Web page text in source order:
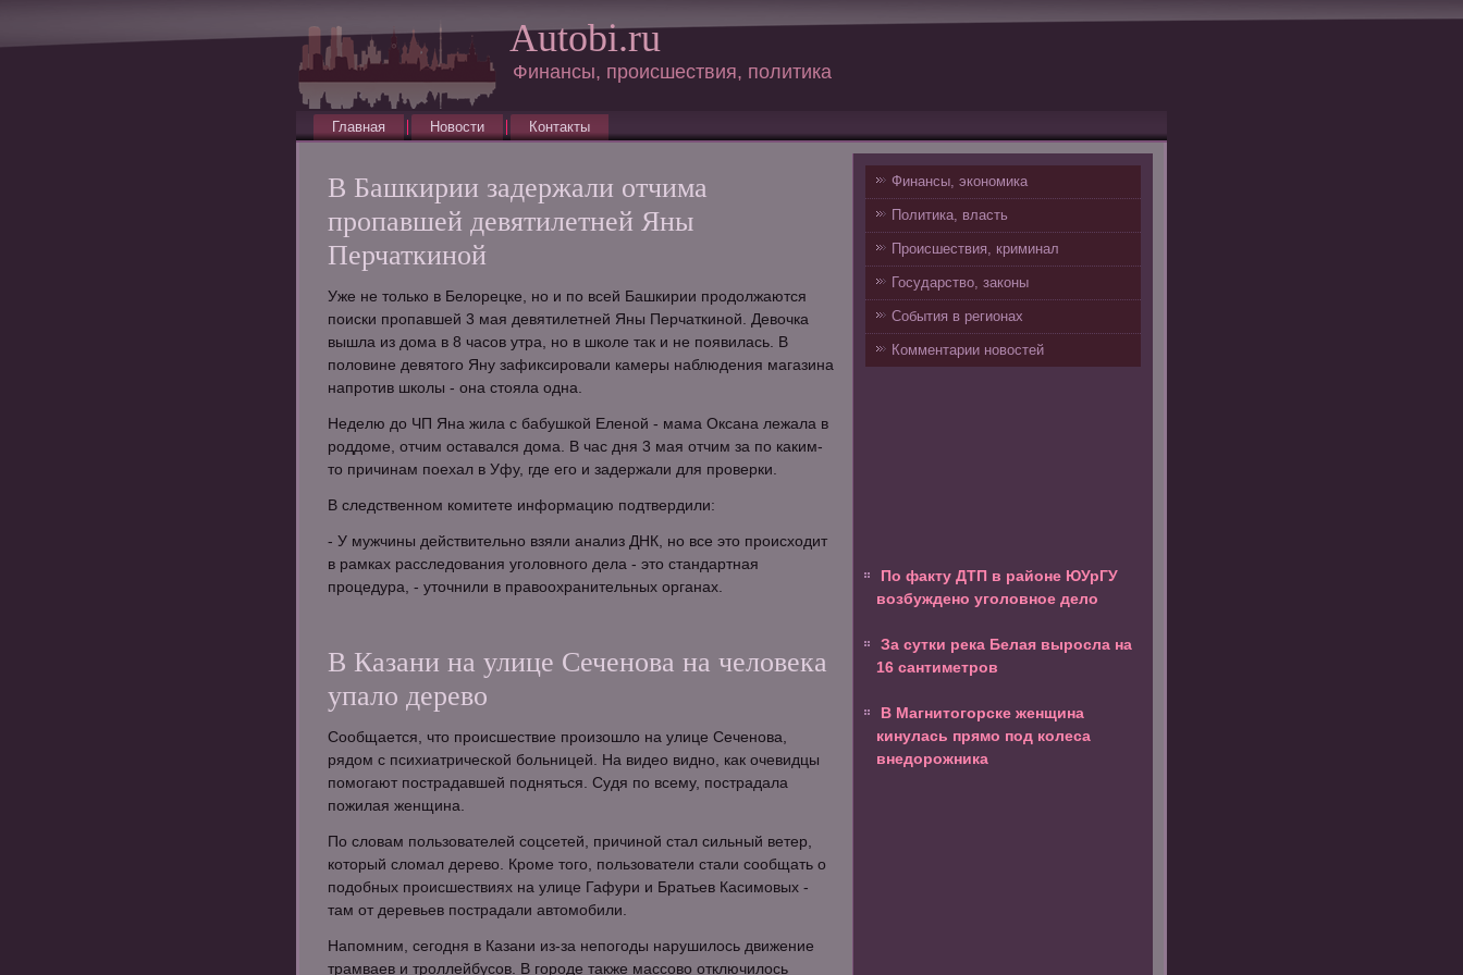
Autobi.ru
Финансы, происшествия, политика
Главная Новости Контакты
В Башкирии задержали отчима
пропавшей девятилетней Яны
Перчаткиной
Уже не только в Белорецке, но и по всей Башкирии продолжаются
поиски пропавшей 3 мая девятилетней Яны Перчаткиной. Девочка
вышла из дома в 8 часов утра, но в школе так и не появилась. В
половине девятого Яну зафиксировали камеры наблюдения магазина
напротив школы - она стояла одна.
Неделю до ЧП Яна жила с бабушкой Еленой - мама Оксана лежала в
роддоме, отчим оставался дома. В час дня 3 мая отчим за по каким-
то причинам поехал в Уфу, где его и задержали для проверки.
В следственном комитете информацию подтвердили:
- У мужчины действительно взяли анализ ДНК, но все это происходит
в рамках расследования уголовного дела - это стандартная
процедура, - уточнили в правоохранительных органах.
В Казани на улице Сеченова на человека
упало дерево
Сообщается, что происшествие произошло на улице Сеченова,
рядом с психиатрической больницей. На видео видно, как очевидцы
помогают пострадавшей подняться. Судя по всему, пострадала
пожилая женщина.
По словам пользователей соцсетей, причиной стал сильный ветер,
который сломал дерево. Кроме того, пользователи стали сообщать о
подобных происшествиях на улице Гафури и Братьев Касимовых -
там от деревьев пострадали автомобили.
Напомним, сегодня в Казани из-за непогоды нарушилось движение
трамваев и троллейбусов. В городе также массово отключилось
Финансы, экономика
Политика, власть
Происшествия, криминал
Государство, законы
События в регионах
Комментарии новостей
По факту ДТП в районе ЮУрГУ
возбуждено уголовное дело
За сутки река Белая выросла на
16 сантиметров
В Магнитогорске женщина
кинулась прямо под колеса
внедорожника